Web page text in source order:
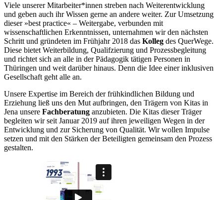
Viele unserer Mitarbeiter*innen streben nach Weiterentwicklung
und geben auch ihr Wissen gerne an andere weiter. Zur Umsetzung
dieser »best practice« – Weitergabe, verbunden mit
wissenschaftlichen Erkenntnissen, unternahmen wir den nächsten
Schritt und gründeten im Frühjahr 2018 das Kolleg des QuerWege.
Diese bietet Weiterbildung, Qualifzierung und Prozessbegleitung
und richtet sich an alle in der Pädagogik tätigen Personen in
Thüringen und weit darüber hinaus. Denn die Idee einer inklusiven
Gesellschaft geht alle an.
Unsere Expertise im Bereich der frühkindlichen Bildung und
Erziehung ließ uns den Mut aufbringen, den Trägern von Kitas in
Jena unsere Fachberatung anzubieten. Die Kitas dieser Träger
begleiten wir seit Januar 2019 auf ihren jeweiligen Wegen in der
Entwicklung und zur Sicherung von Qualität. Wir wollen Impulse
setzen und mit den Stärken der Beteiligten gemeinsam den Prozess
gestalten.